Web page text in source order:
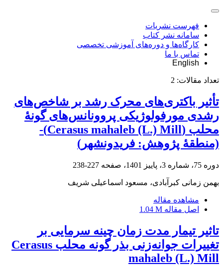
فهرست نشریات
سامانه نشر کتاب
کارگاه‌ها و دوره‌های آموزشی تخصصی
تماس با ما
English
تعداد مقالات: 2
تأثیر باکتری‌های محرک رشد بر شاخص‌های
رشدی مورفولوژیکی پروونانس‌های گونۀ
محلب (Cerasus mahaleb (L.) Mill)-
(منطقۀ پژوهش: فریدونشهر)
دوره 75، شماره 3، پاییز 1401، صفحه 227-238
بهمن زمانی کبرآبادی، مسعود اسماعیلی شریف
مشاهده مقاله
اصل مقاله 1.04 M
تاثیر تیمار مدت زمان چینه سرمایی بر
تغییرات جوانه‌‌زنی بذر گونه محلب Cerasus
mahaleb (L.) Mill